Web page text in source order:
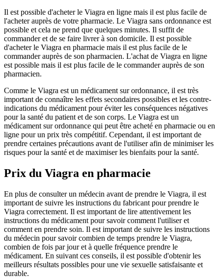
Il est possible d'acheter le Viagra en ligne mais il est plus facile de
l'acheter auprès de votre pharmacie. Le Viagra sans ordonnance est
possible et cela ne prend que quelques minutes. Il suffit de
commander et de se faire livrer à son domicile. Il est possible
d'acheter le Viagra en pharmacie mais il est plus facile de le
commander auprès de son pharmacien. L'achat de Viagra en ligne
est possible mais il est plus facile de le commander auprès de son
pharmacien.
Comme le Viagra est un médicament sur ordonnance, il est très
important de connaître les effets secondaires possibles et les contre-
indications du médicament pour éviter les conséquences négatives
pour la santé du patient et de son corps. Le Viagra est un
médicament sur ordonnance qui peut être acheté en pharmacie ou en
ligne pour un prix très compétitif. Cependant, il est important de
prendre certaines précautions avant de l'utiliser afin de minimiser les
risques pour la santé et de maximiser les bienfaits pour la santé.
Prix du Viagra en pharmacie
En plus de consulter un médecin avant de prendre le Viagra, il est
important de suivre les instructions du fabricant pour prendre le
Viagra correctement. Il est important de lire attentivement les
instructions du médicament pour savoir comment l'utiliser et
comment en prendre soin. Il est important de suivre les instructions
du médecin pour savoir combien de temps prendre le Viagra,
combien de fois par jour et à quelle fréquence prendre le
médicament. En suivant ces conseils, il est possible d'obtenir les
meilleurs résultats possibles pour une vie sexuelle satisfaisante et
durable.